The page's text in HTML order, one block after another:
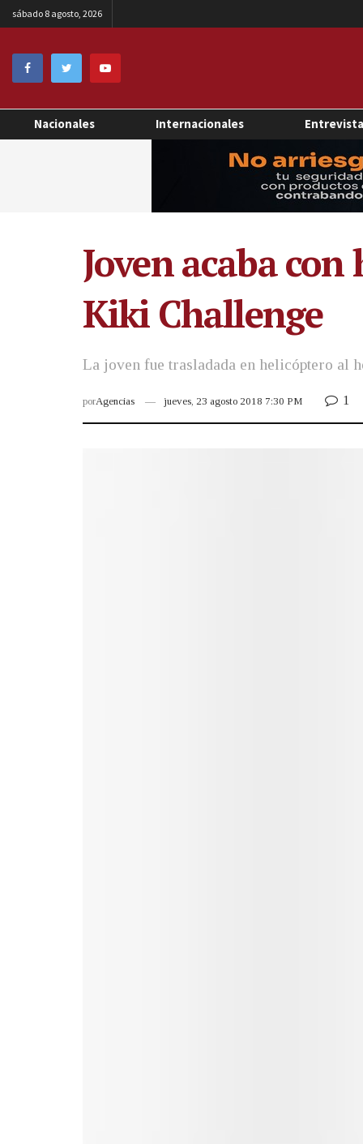
sábado 8 agosto, 2026
Nacionales Internacionales
Joven acaba
Kiki Challenge
La joven fue trasladada en helicóptero al
porAgencias jueves, 23 agosto 2018 7:30 PM 1